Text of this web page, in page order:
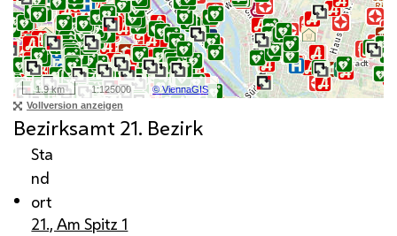
Bezirksamt 21. Bezirk
Sta
nd
ort
21., Am Spitz 1